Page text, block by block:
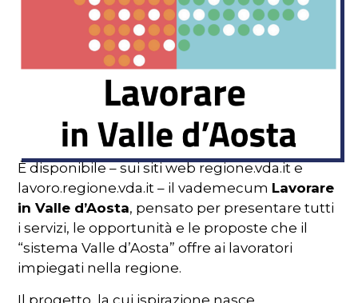
È disponibile – sui siti web regione.vda.it e
lavoro.regione.vda.it – il vademecum Lavorare
in Valle d’Aosta, pensato per presentare tutti
i servizi, le opportunità e le proposte che il
“sistema Valle d’Aosta” offre ai lavoratori
impiegati nella regione.
Il progetto, la cui ispirazione nasce